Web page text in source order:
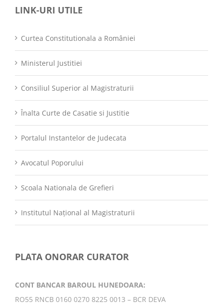
LINK-URI UTILE
Curtea Constitutionala a României
Ministerul Justitiei
Consiliul Superior al Magistraturii
Înalta Curte de Casatie si Justitie
Portalul Instantelor de Judecata
Avocatul Poporului
Scoala Nationala de Grefieri
Institutul Național al Magistraturii
PLATA ONORAR CURATOR
CONT BANCAR BAROUL HUNEDOARA:
RO55 RNCB 0160 0270 8225 0013 – BCR DEVA